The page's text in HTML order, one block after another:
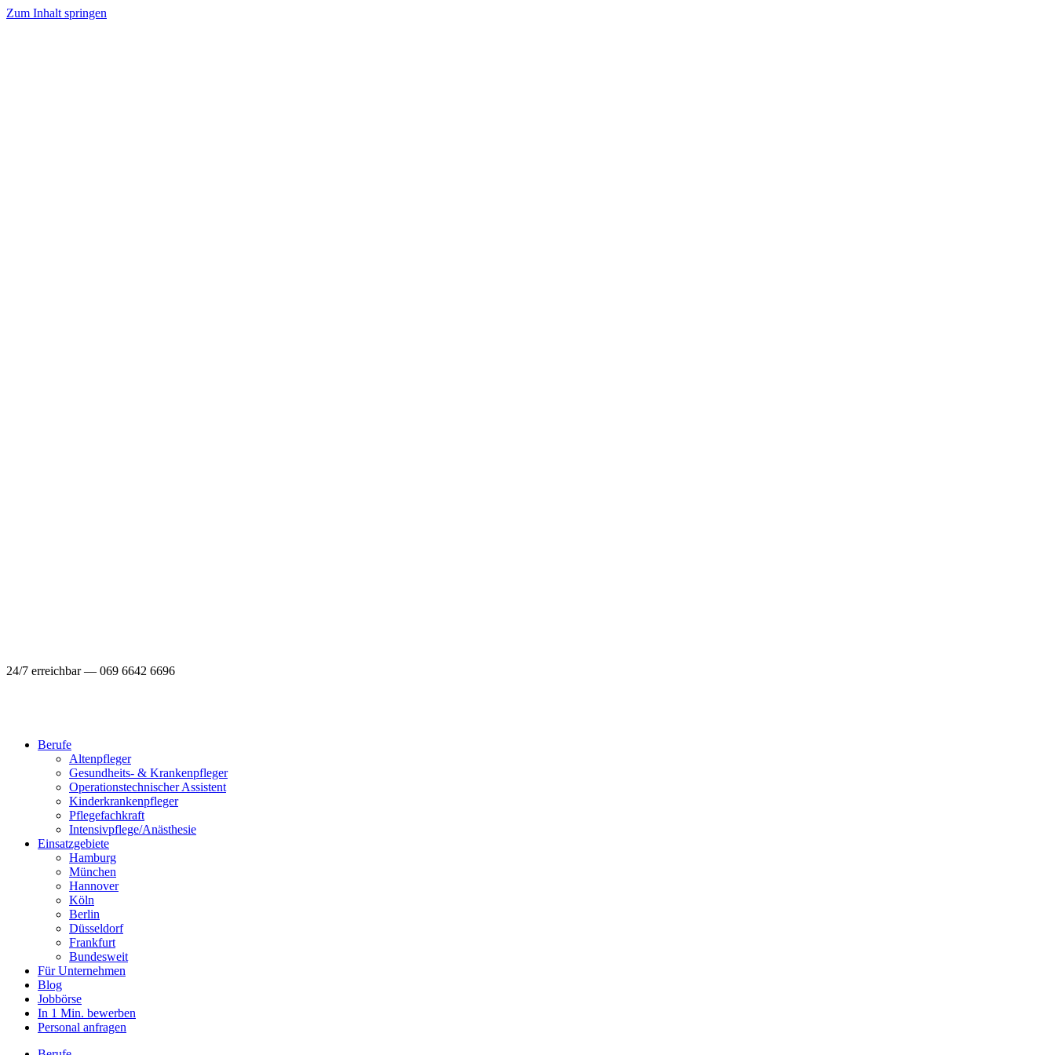
Zum Inhalt springen
24/7 erreichbar — 069 6642 6696
Berufe
Altenpfleger
Gesundheits- & Krankenpfleger
Operationstechnischer Assistent
Kinderkrankenpfleger
Pflegefachkraft
Intensivpflege/Anästhesie
Einsatzgebiete
Hamburg
München
Hannover
Köln
Berlin
Düsseldorf
Frankfurt
Bundesweit
Für Unternehmen
Blog
Jobbörse
In 1 Min. bewerben
Personal anfragen